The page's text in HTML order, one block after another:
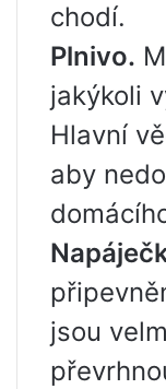
chodí.
Plnivo.
jakýkoli
Hlavní
aby
jsou